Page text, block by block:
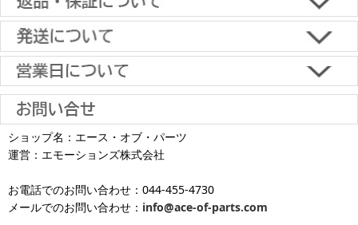
込、スコア後払い、コンビニ決済、PayPayオンライン決済
※一部適用外の地域や商品がありますのでご了承ください。
※お届け先が異なる場合は別途お届け先分の送料がかかります。
沖縄へのお届けは、送料とは別に地域料金が発生します。サイズに
より金額が異なるので、詳しい料金については
となります（当日・土日祝日出荷不可）
【返品・キャンセルについて】
原則として返品は受け付けておりません。
金具に関しては、条件を満たしている場合は返品をお受けいたしま
す。
【初期不良・保証について】
商品到着後1週間以内であれば、初期不良の受け付けを行います。
返品対応の詳細、各種保証については
をご覧ください。
土日祝日も当日出荷いたします
■お届けについて
お届け日のご指定がない場合は、最短出荷・最短到着で発送いたし
ます。
平日は15時・土曜は11時・日曜祝日は10時までのご注文で当日出荷
が可能です。
土 日 祝日も
発送しています
※出荷休業日を除く
ショップ名：エース・オブ・パーツ
運営：エモーションズ株式会社
お電話でのお問い合わせ：044-455-4730
メールでのお問い合わせ： info@ace-of-parts.com